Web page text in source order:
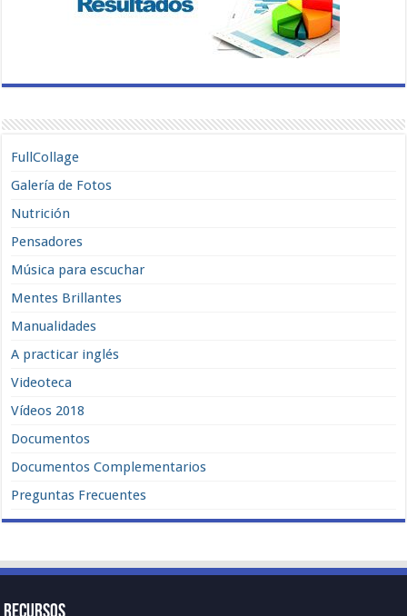
FullCollage
Galería de Fotos
Nutrición
Pensadores
Música para escuchar
Mentes Brillantes
Manualidades
A practicar inglés
Videoteca
Vídeos 2018
Documentos
Documentos Complementarios
Preguntas Frecuentes